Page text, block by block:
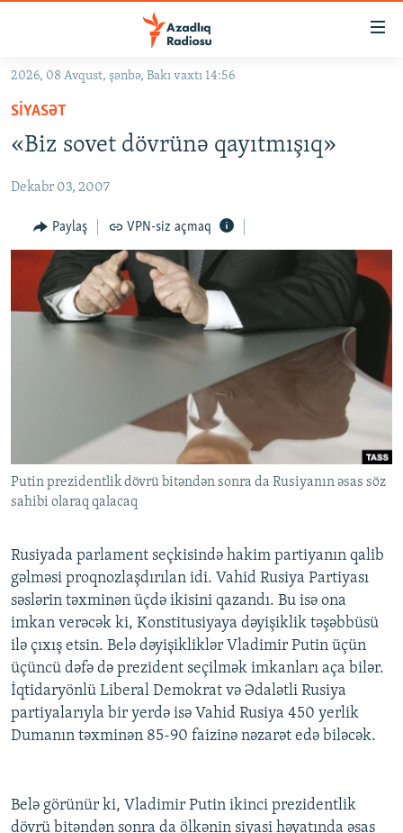
Əsas
qayıt
Əsas
qayıt
GÜNDƏM
#ƏSLINDƏ
FƏRQƏ BAX
QANUNI DOĞRU
ARAŞDIRMA
MULTIMEDIA
KARIKATURA
AZƏRBAYCAN ƏDƏBIYYATI KITABXANASI
İSLAM VƏ DEMOKRATIYA
İZ - MƏDƏNIYYƏT PROQRAMI
PEŞƏ ETIKASI VƏ JURNALISTIKA STANDARTLARIMIZ
MATERIALLARIMIZDAN ISTIFADƏ
BIZIMLƏ ƏLAQƏ
XƏBƏR BÜLLETENLƏRIMIZ
2026, 08 Avqust, şənbə, Bakı vaxtı 14:56
SIYASƏT
«Biz sovet dövrünə qayıtmışıq»
Dekabr 03, 2007
Paylaş VPN-siz açmaq
Putin prezidentlik dövrü bitəndən sonra da Rusiyanın əsas söz
sahibi olaraq qalacaq
Rusiyada parlament seçkisində hakim partiyanın qalib
gəlməsi proqnozlaşdırılan idi. Vahid Rusiya Partiyası
səslərin təxminən üçdə ikisini qazandı. Bu isə ona
imkan verəcək ki, Konstitusiyaya dəyişiklik təşəbbüsü
ilə çıxış etsin. Belə dəyişikliklər Vladimir Putin üçün
üçüncü dəfə də prezident seçilmək imkanları aça bilər.
İqtidaryönlü Liberal Demokrat və Ədalətli Rusiya
partiyalarıyla bir yerdə isə Vahid Rusiya 450 yerlik
Dumanın təxminən 85-90 faizinə nəzarət edə biləcək.
Belə görünür ki, Vladimir Putin ikinci prezidentlik
dövrü bitəndən sonra da ölkənin siyasi həyatında əsas